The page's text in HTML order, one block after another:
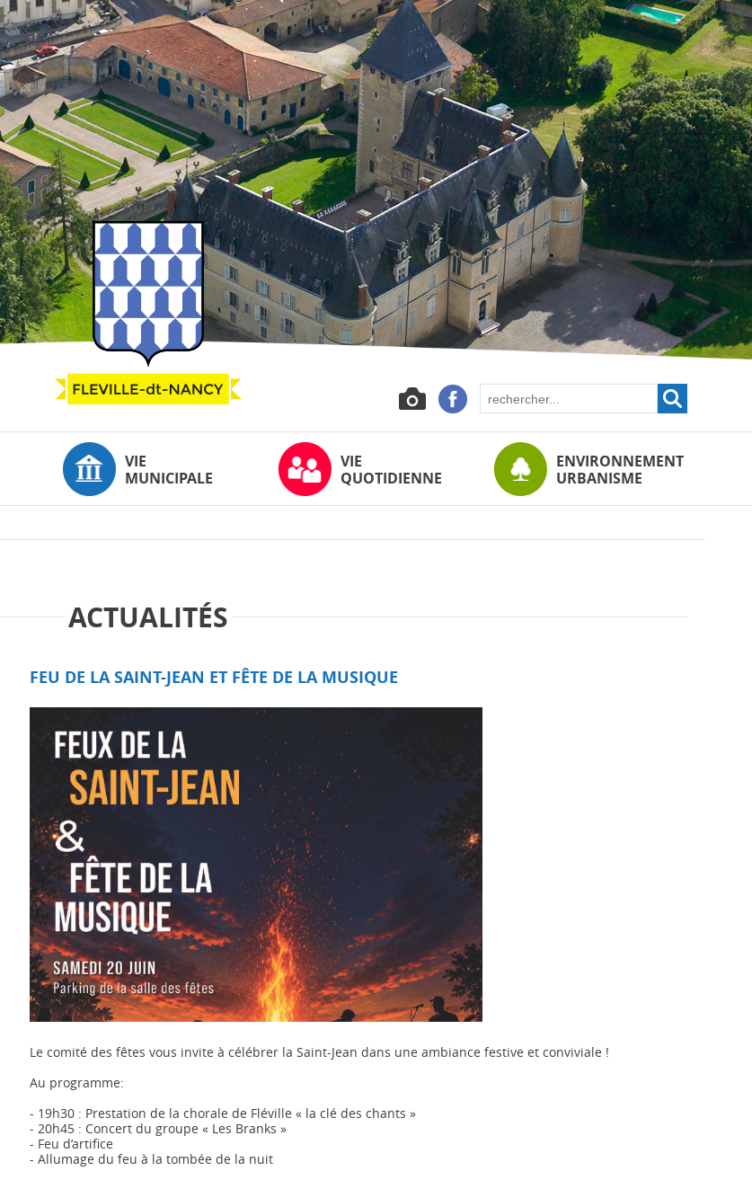
VIE
MUNICIPALE
VIE
QUOTIDIENNE
ENVIRONNEMENT
URBANISME
ACTUALITÉS
FEU DE LA SAINT-JEAN ET FÊTE DE LA MUSIQUE
Le comité des fêtes vous invite à célébrer la Saint-Jean dans une ambiance festive et conviviale !
Au programme:
- 19h30 : Prestation de la chorale de Fléville « la clé des chants »
- 20h45 : Concert du groupe « Les Branks »
- Feu d’artifice
- Allumage du feu à la tombée de la nuit